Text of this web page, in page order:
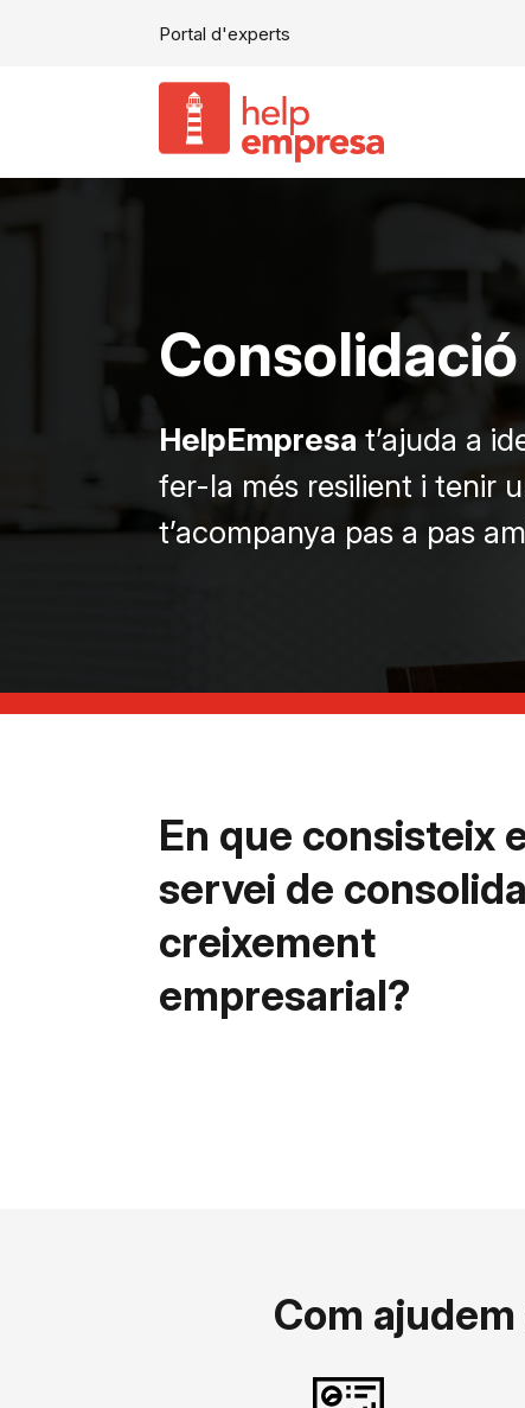
Portal d'experts
HelpEmpresa t’ajuda a
fer-la més resilient i tenir
t’acompanya pas a pas
En que consisteix
servei de
creixement
empresarial?
Com